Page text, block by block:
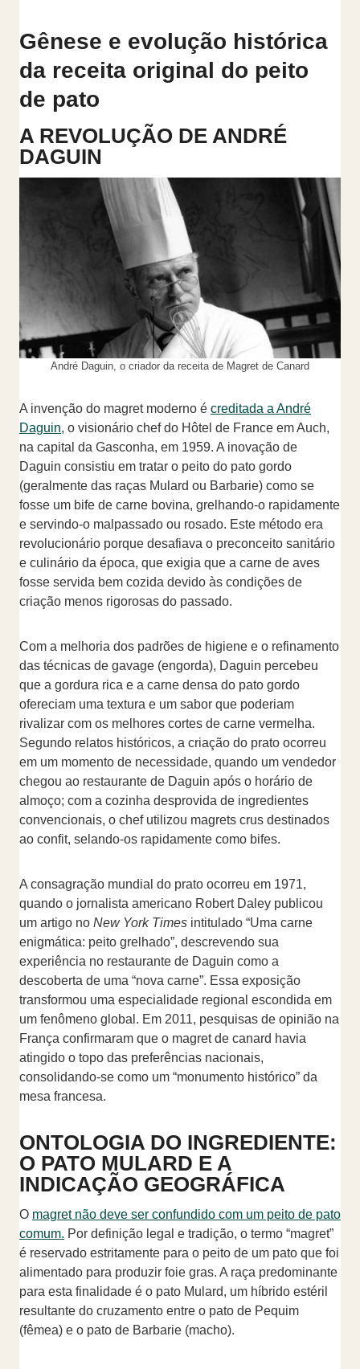
Gênese e evolução histórica
da receita original do peito
de pato
A REVOLUÇÃO DE ANDRÉ
DAGUIN
André Daguin, o criador da receita de Magret de Canard
A invenção do magret moderno é creditada a André
Daguin, o visionário chef do Hôtel de France em Auch,
na capital da Gasconha, em 1959. A inovação de
Daguin consistiu em tratar o peito do pato gordo
(geralmente das raças Mulard ou Barbarie) como se
fosse um bife de carne bovina, grelhando-o rapidamente
e servindo-o malpassado ou rosado. Este método era
revolucionário porque desafiava o preconceito sanitário
e culinário da época, que exigia que a carne de aves
fosse servida bem cozida devido às condições de
criação menos rigorosas do passado.
Com a melhoria dos padrões de higiene e o refinamento
das técnicas de gavage (engorda), Daguin percebeu
que a gordura rica e a carne densa do pato gordo
ofereciam uma textura e um sabor que poderiam
rivalizar com os melhores cortes de carne vermelha.
Segundo relatos históricos, a criação do prato ocorreu
em um momento de necessidade, quando um vendedor
chegou ao restaurante de Daguin após o horário de
almoço; com a cozinha desprovida de ingredientes
convencionais, o chef utilizou magrets crus destinados
ao confit, selando-os rapidamente como bifes.
A consagração mundial do prato ocorreu em 1971,
quando o jornalista americano Robert Daley publicou
um artigo no New York Times intitulado “Uma carne
enigmática: peito grelhado”, descrevendo sua
experiência no restaurante de Daguin como a
descoberta de uma “nova carne”. Essa exposição
transformou uma especialidade regional escondida em
um fenômeno global. Em 2011, pesquisas de opinião na
França confirmaram que o magret de canard havia
atingido o topo das preferências nacionais,
consolidando-se como um “monumento histórico” da
mesa francesa.
ONTOLOGIA DO INGREDIENTE:
O PATO MULARD E A
INDICAÇÃO GEOGRÁFICA
O magret não deve ser confundido com um peito de pato
comum. Por definição legal e tradição, o termo “magret”
é reservado estritamente para o peito de um pato que foi
alimentado para produzir foie gras. A raça predominante
para esta finalidade é o pato Mulard, um híbrido estéril
resultante do cruzamento entre o pato de Pequim
(fêmea) e o pato de Barbarie (macho).